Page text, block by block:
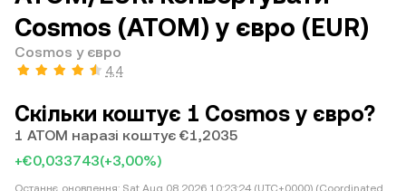
Cosmos (ATOM) у євро (EUR)
Cosmos у євро
4,4
Скільки коштує 1 Cosmos у євро?
1 ATOM наразі коштує €1,2035
+€0,033743(+3,00%)
Останнє оновлення: Sat Aug 08 2026 10:23:24 (UTC+0000) (Coordinated